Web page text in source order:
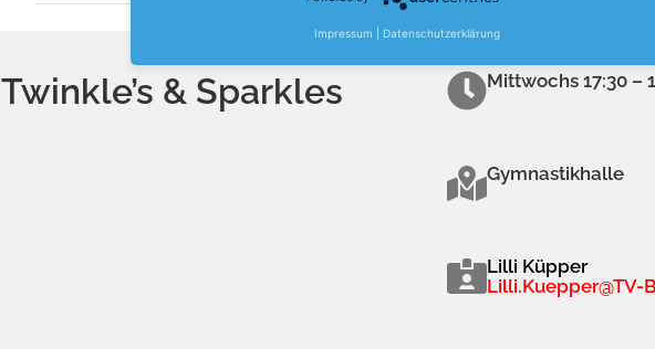
Twinkle’s & Sparkles Mittwochs 17:30 –
Gymnastikhalle
Lilli Küpper
Lilli.Kuepper@TV-
Impressum Datenschutzerklärung